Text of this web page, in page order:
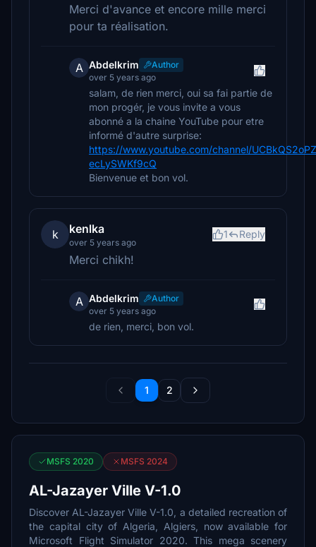
Merci d'avance et encore mille merci
pour ta réalisation.
A Abdelkrim
Author
over 5 years ago
salam, de rien merci, oui sa fai partie de
mon progér, je vous invite a vous
abonné a la chaine YouTube pour etre
informé d'autre surprise:
https://www.youtube.com/channel/
ecLySWKf9cQ
Bienvenue et bon vol.
k kenlka
over 5 years ago
1 Reply
Merci chikh!
A Abdelkrim
Author
over 5 years ago
de rien, merci, bon vol.
1 2
MSFS 2020 MSFS 2024
AL-Jazayer Ville V-1.0
Discover AL-Jazayer Ville V-1.0, a detailed recreation of
the capital city of Algeria, Algiers, now available for
Microsoft Flight Simulator 2020. This mega scenery